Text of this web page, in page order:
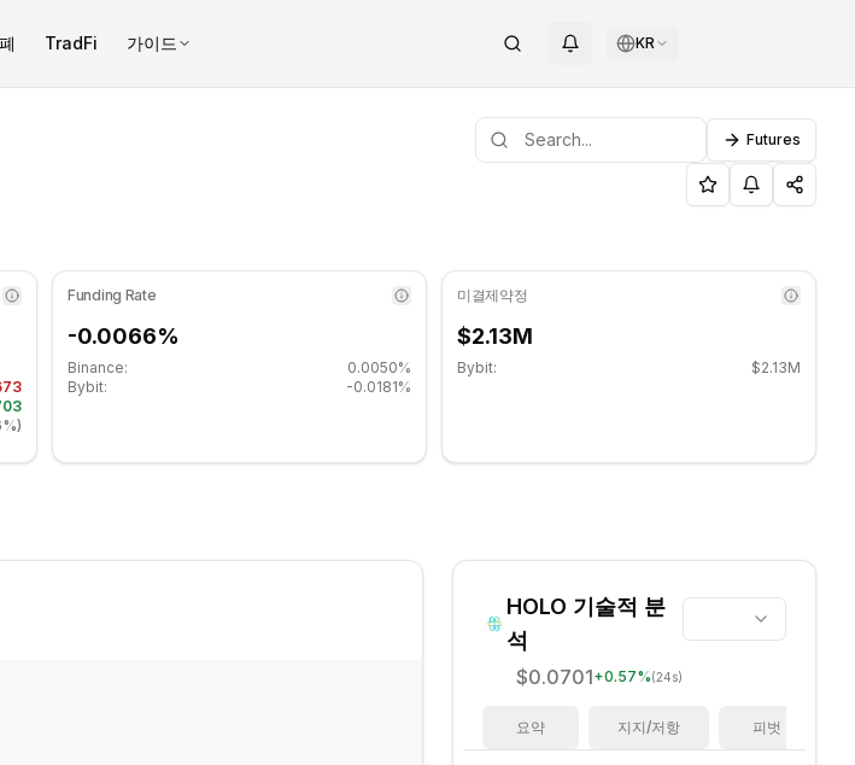
TradFi 가이드 KR
있습니다. 일간 추세는 상승세입니다. 주요 지지 수준: $0.0677, 저항 수준: $0.0699.
Futures
지표 - COINOTAG
)
Funding Rate
-0.0066%
Binance:
0.0050%
Bybit:
-0.0181%
미결제약정
$2.13M
Bybit: $2.13M
HOLO 기술적 분
석
$0.0701+0.57%(24s)
요약 지지/저항 피벗